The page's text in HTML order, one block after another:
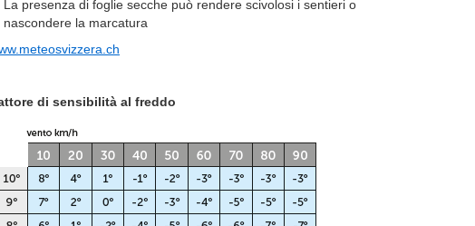
La presenza di foglie secche può rendere scivolosi i sentieri o
nascondere la marcatura
di sensibilità al freddo